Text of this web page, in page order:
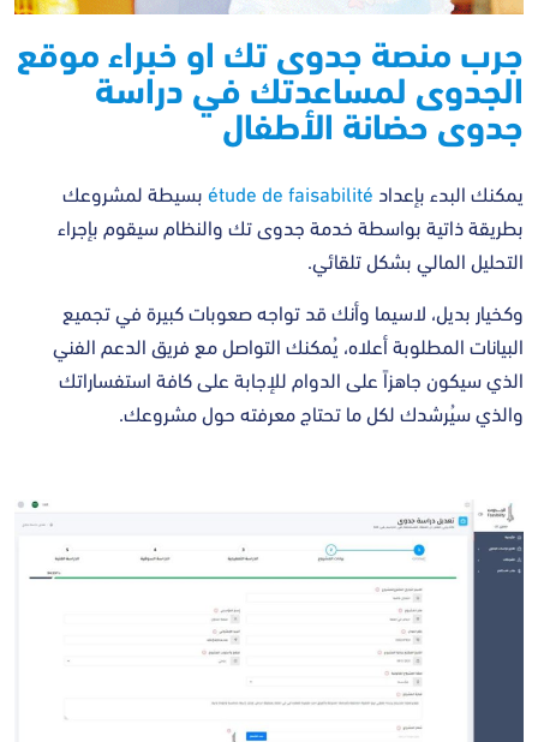
جرب منصة جدوى تك او خبراء موقع
الجدوى لمساعدتك في دراسة
جدوى حضانة الأطفال
يمكنك البدء بإعداد étude de faisabilité بسيطة لمشروعك
بطريقة ذاتية بواسطة خدمة جدوى تك والنظام سيقوم بإجراء
التحليل المالي بشكل تلقائي.
وكخيار بديل، لاسيما وأنك قد تواجه صعوبات كبيرة في تجميع
البيانات المطلوبة أعلاه، يُمكنك التواصل مع فريق الدعم الفني
الذي سيكون جاهزاً على الدوام للإجابة على كافة استفساراتك
والذي سيُرشدك لكل ما تحتاج معرفته حول مشروعك.